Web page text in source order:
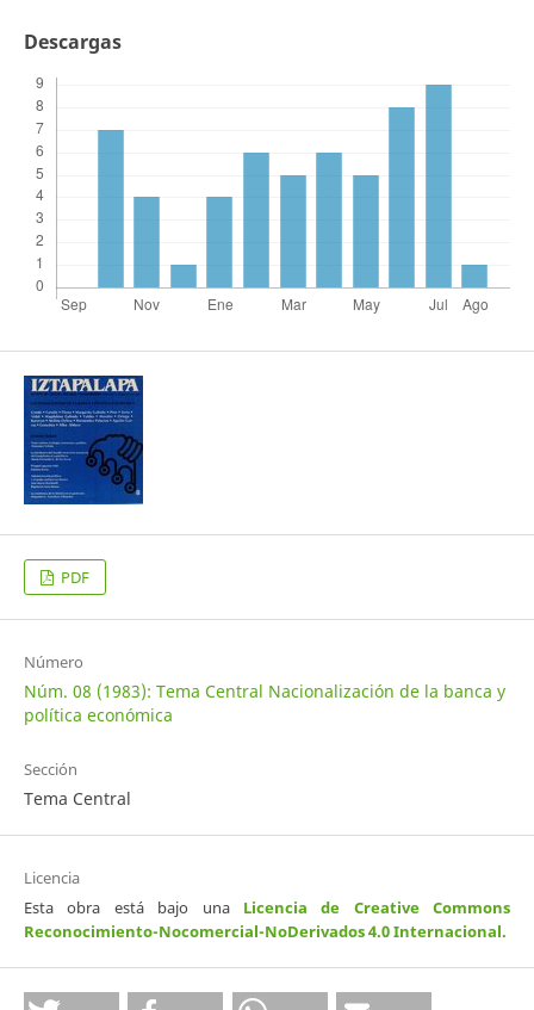
Descargas
PDF
Número
Núm. 08 (1983): Tema Central Nacionalización de la banca y
política económica
Sección
Tema Central
Licencia
Esta obra está bajo una Licencia de Creative Commons
Reconocimiento-Nocomercial-NoDerivados 4.0 Internacional.